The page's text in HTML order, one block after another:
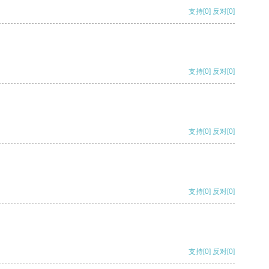
支持[0] 反对[0]
支持[0] 反对[0]
支持[0] 反对[0]
支持[0] 反对[0]
支持[0] 反对[0]